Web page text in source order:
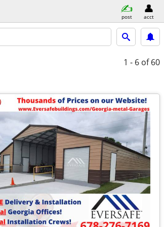
post acct
1 - 6 of 60